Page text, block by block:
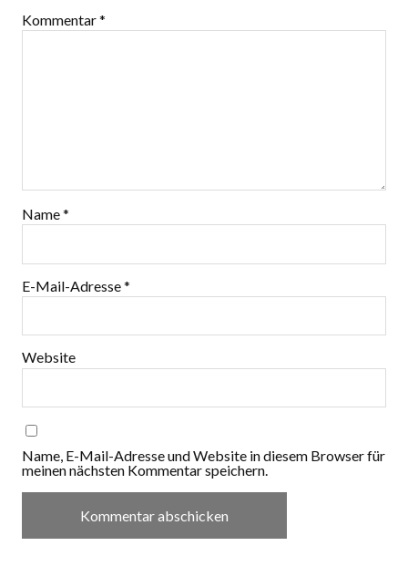
Kommentar*
Name*
E-Mail-Adresse*
Website
Name, E-Mail-Adresse und Website in diesem Browser für
meinen nächsten Kommentar speichern.